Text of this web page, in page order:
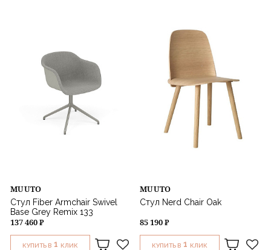
MUUTO
Стул Fiber Armchair Swivel
Base Grey Remix 133
137 460 ₽
КУПИТЬ В 1 КЛИК
MUUTO
Стул Nerd Chair Oak
85 190 ₽
КУПИТЬ В 1 КЛИК